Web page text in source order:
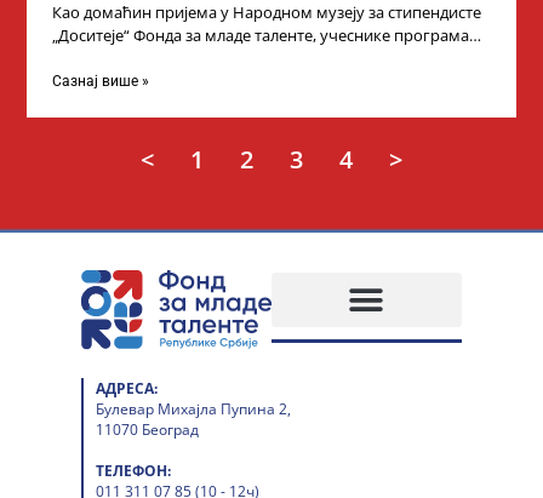
Као домаћин пријема у Народном музеју за стипендисте
„Доситеје“ Фонда за младе таленте, учеснике програма
Сазнај више »
< 1 2 3 4 >
АДРЕСА:
Булевар Михајла Пупина 2,
11070 Београд
ТЕЛЕФОН:
011 311 07 85 (10 - 12ч)